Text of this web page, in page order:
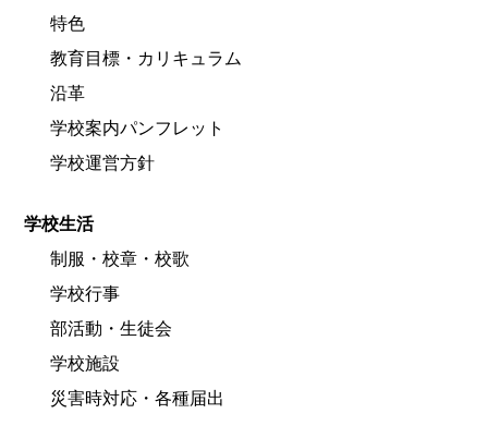
特色
教育目標・カリキュラム
沿革
学校案内パンフレット
学校運営方針
学校生活
制服・校章・校歌
学校行事
部活動・生徒会
学校施設
災害時対応・各種届出